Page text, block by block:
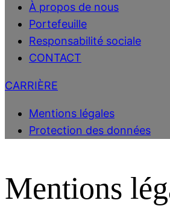
À propos de nous
Portefeuille
Responsabilité sociale
CONTACT
CARRIÈRE
Mentions légales
Protection des données
Mentions